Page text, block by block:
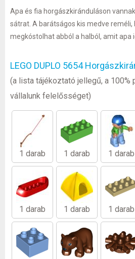
Apa és fia horgászkiránduláson
sátrat. A barátságos kis medve
megkóstolhat abból a halból, amit apa
LEGO DUPLO 5654
(a lista tájékoztató jellegű, a 100%
vállalunk felelősséget)
1 darab 1 darab 1 darab
1 darab 1 darab 1 darab